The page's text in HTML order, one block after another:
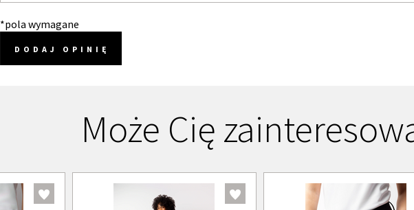
*pola wymagane
DODAJ OPINIĘ
Może Cię